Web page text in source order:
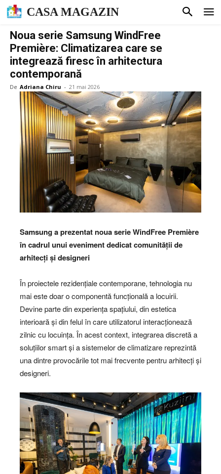
CASA MAGAZIN
Noua serie Samsung WindFree
Première: Climatizarea care se
integrează firesc în arhitectura
contemporană
De Adriana Chiru - 21 mai 2026
Samsung a prezentat noua serie WindFree Première
în cadrul unui eveniment dedicat comunității de
arhitecți și designeri
În proiectele rezidențiale contemporane, tehnologia nu
mai este doar o componentă funcțională a locuirii.
Devine parte din experiența spațiului, din estetica
interioară și din felul în care utilizatorul interacționează
zilnic cu locuința. În acest context, integrarea discretă a
soluțiilor smart și a sistemelor de climatizare reprezintă
una dintre provocările tot mai frecvente pentru arhitecți și
designeri.